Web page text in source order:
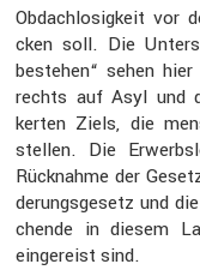
Obdach­lo­sig­keit vor
cken soll. Die
bestehen“ sehen
rechts auf Asyl und
kerten Ziels, die
stellen. Die
Rücknahme der
de­rungs­ge­setz und
chende in diesem
einge­reist sind.